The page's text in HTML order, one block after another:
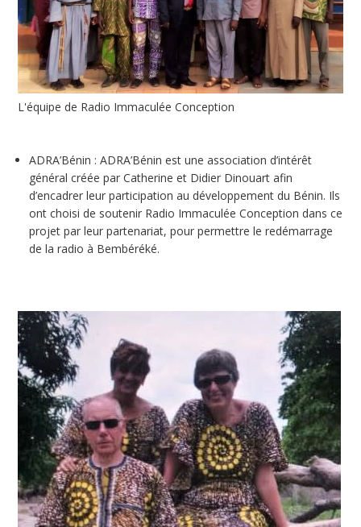
L'équipe de Radio Immaculée Conception
ADRA’Bénin : ADRA’Bénin est une association d’intérêt
général créée par Catherine et Didier Dinouart afin
d’encadrer leur participation au développement du Bénin. Ils
ont choisi de soutenir Radio Immaculée Conception dans ce
projet par leur partenariat, pour permettre le redémarrage
de la radio à Bembéréké.